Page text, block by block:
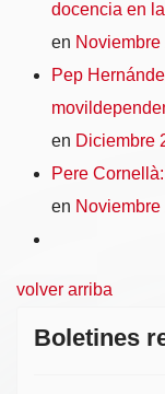
docencia en
en Noviembre
Pep
en Diciembre
Pere
en Noviembre
volver arriba
Boletines